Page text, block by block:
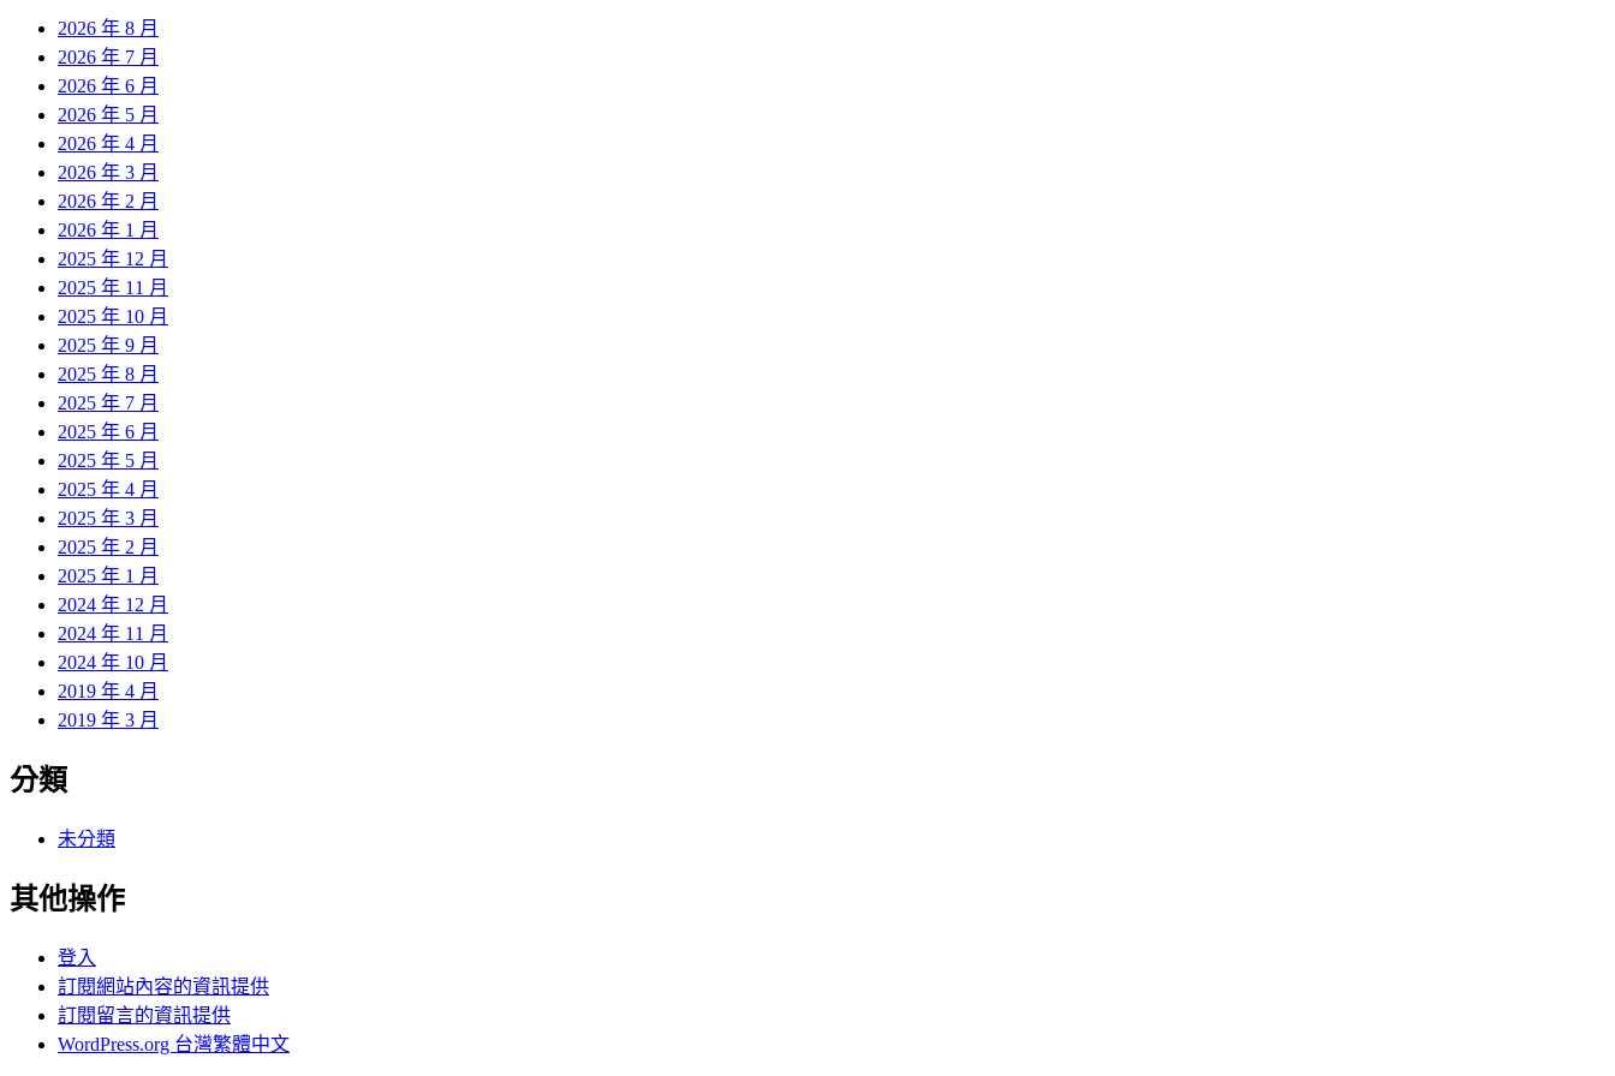
2026 年 8 月
2026 年 7 月
2026 年 6 月
2026 年 5 月
2026 年 4 月
2026 年 3 月
2026 年 2 月
2026 年 1 月
2025 年 12 月
2025 年 11 月
2025 年 10 月
2025 年 9 月
2025 年 8 月
2025 年 7 月
2025 年 6 月
2025 年 5 月
2025 年 4 月
2025 年 3 月
2025 年 2 月
2025 年 1 月
2024 年 12 月
2024 年 11 月
2024 年 10 月
2019 年 4 月
2019 年 3 月
分類
未分類
其他操作
登入
訂閱網站內容的資訊提供
訂閱留言的資訊提供
WordPress.org 台灣繁體中文